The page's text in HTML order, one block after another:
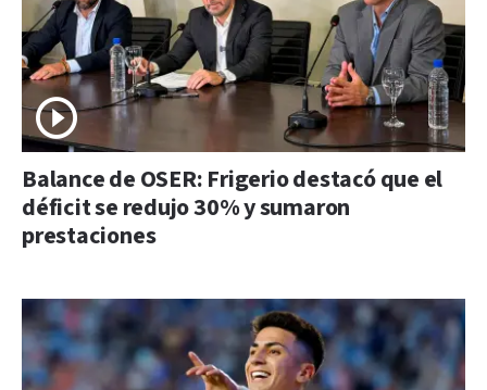
Balance de OSER: Frigerio destacó que el
déficit se redujo 30% y sumaron
prestaciones